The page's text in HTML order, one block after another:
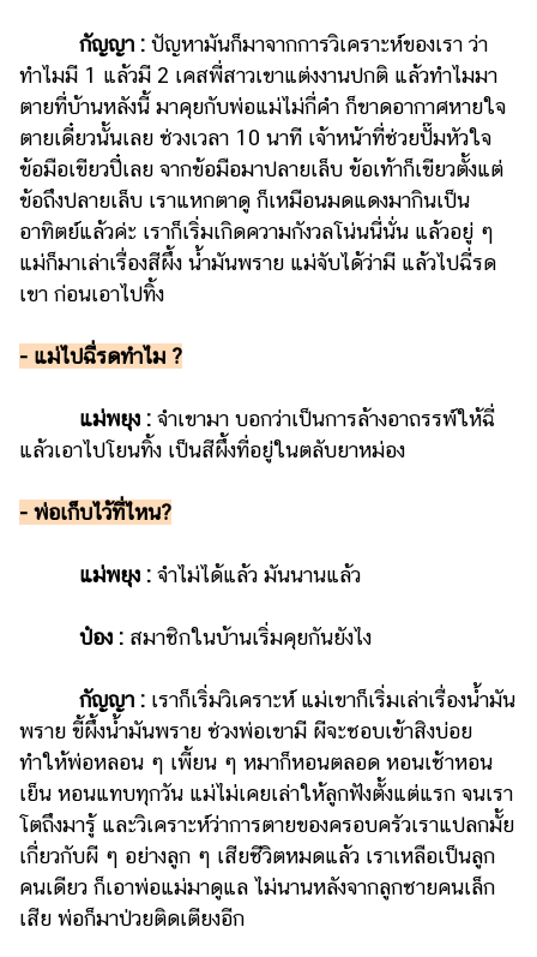
กัญญา : ปัญหามันก็มาจากการวิเคราะห์ของเรา ว่า
ทำไมมี 1 แล้วมี 2 เคสพี่สาวเขาแต่งงานปกติ แล้วทำไมมา
ตายที่บ้านหลังนี้ มาคุยกับพ่อแม่ไม่กี่คำ ก็ขาดอากาศหายใจ
ตายเดี๋ยวนั้นเลย ช่วงเวลา 10 นาที เจ้าหน้าที่ช่วยปั๊มหัวใจ
ข้อมือเขียวปี๋เลย จากข้อมือมาปลายเล็บ ข้อเท้าก็เขียวตั้งแต่
ข้อถึงปลายเล็บ เราแหกตาดู ก็เหมือนมดแดงมากินเป็น
อาทิตย์แล้วค่ะ เราก็เริ่มเกิดความกังวลโน่นนี่นั่น แล้วอยู่ ๆ
แม่ก็มาเล่าเรื่องสีผึ้ง น้ำมันพราย แม่จับได้ว่ามี แล้วไปฉี่รด
เขา ก่อนเอาไปทิ้ง
- แม่ไปฉี่รดทำไม ?
แม่พยุง : จำเขามา บอกว่าเป็นการล้างอาถรรพ์ให้ฉี่
แล้วเอาไปโยนทิ้ง เป็นสีผึ้งที่อยู่ในตลับยาหม่อง
- พ่อเก็บไว้ที่ไหน?
แม่พยุง : จำไม่ได้แล้ว มันนานแล้ว
ป๋อง : สมาชิกในบ้านเริ่มคุยกันยังไง
กัญญา : เราก็เริ่มวิเคราะห์ แม่เขาก็เริ่มเล่าเรื่องน้ำมัน
พราย ขี้ผึ้งน้ำมันพราย ช่วงพ่อเขามี ผีจะชอบเข้าสิงบ่อย
ทำให้พ่อหลอน ๆ เพี้ยน ๆ หมาก็หอนตลอด หอนเช้าหอน
เย็น หอนแทบทุกวัน แม่ไม่เคยเล่าให้ลูกฟังตั้งแต่แรก จนเรา
โตถึงมารู้ และวิเคราะห์ว่าการตายของครอบครัวเราแปลกมั้ย
เกี่ยวกับผี ๆ อย่างลูก ๆ เสียชีวิตหมดแล้ว เราเหลือเป็นลูก
คนเดียว ก็เอาพ่อแม่มาดูแล ไม่นานหลังจากลูกชายคนเล็ก
เสีย พ่อก็มาป่วยติดเตียงอีก